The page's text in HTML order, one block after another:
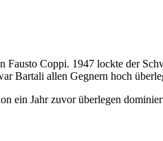
Coppi. 1947 lockte der
Bartali allen Gegnern hoch
ein Jahr zuvor überlegen